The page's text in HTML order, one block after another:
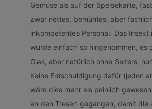
Gemüse als auf der Speisekarte,
zwar nettes, bemühtes, aber
inkompetentes Personal. Das Insekt
wurde einfach so hingenommen, es
Glas, aber natürlich ohne Selters,
Keine Entschuldigung dafür (jeden
wäre dies mehr als peinlich
an den Tresen gegangen, damit die